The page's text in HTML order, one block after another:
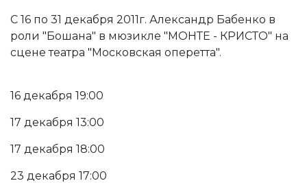
С 16 по 31 декабря 2011г. Александр Бабенко в
роли "Бошана" в мюзикле "МОНТЕ - КРИСТО" на
сцене театра "Московская оперетта".
16 декабря 19:00
17 декабря 13:00
17 декабря 18:00
23 декабря 17:00